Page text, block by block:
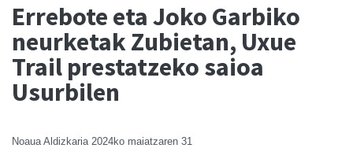
Errebote eta Joko Garbiko
neurketak Zubietan, Uxue
Trail prestatzeko saioa
Usurbilen
Noaua Aldizkaria 2024ko maiatzaren 31